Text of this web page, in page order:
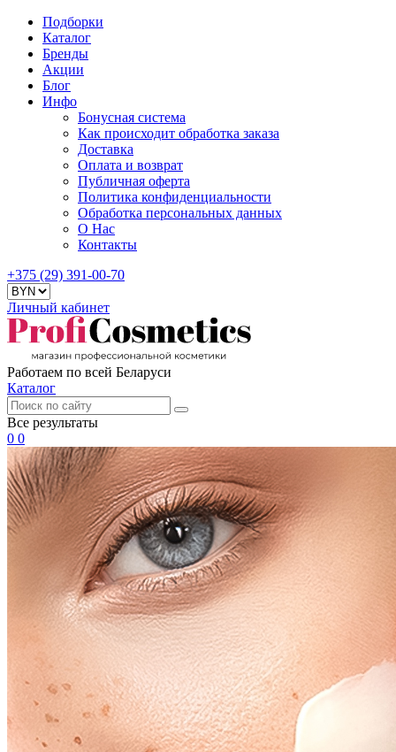
Подборки
Каталог
Бренды
Акции
Блог
Инфо
Бонусная система
Как происходит обработка заказа
Доставка
Оплата и возврат
Публичная оферта
Политика конфиденциальности
Обработка персональных данных
О Нас
Контакты
+375 (29) 391-00-70
Личный кабинет
Работаем по всей Беларуси
Каталог
Все результаты
0 0